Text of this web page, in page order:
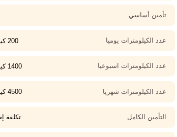
تأمين أساسي
عدد الكيلومترات يوميا 200 كيلومتر
عدد الكيلومترات اسبوعيا 1400 كيلومتر
عدد الكيلومترات شهريا 4500 كيلومتر
التأمين الكامل تكلفة